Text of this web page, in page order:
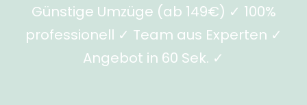
Günstige Umzüge (ab 149€) ✓ 100%
professionell ✓ Team aus Experten ✓
Angebot in 60 Sek. ✓